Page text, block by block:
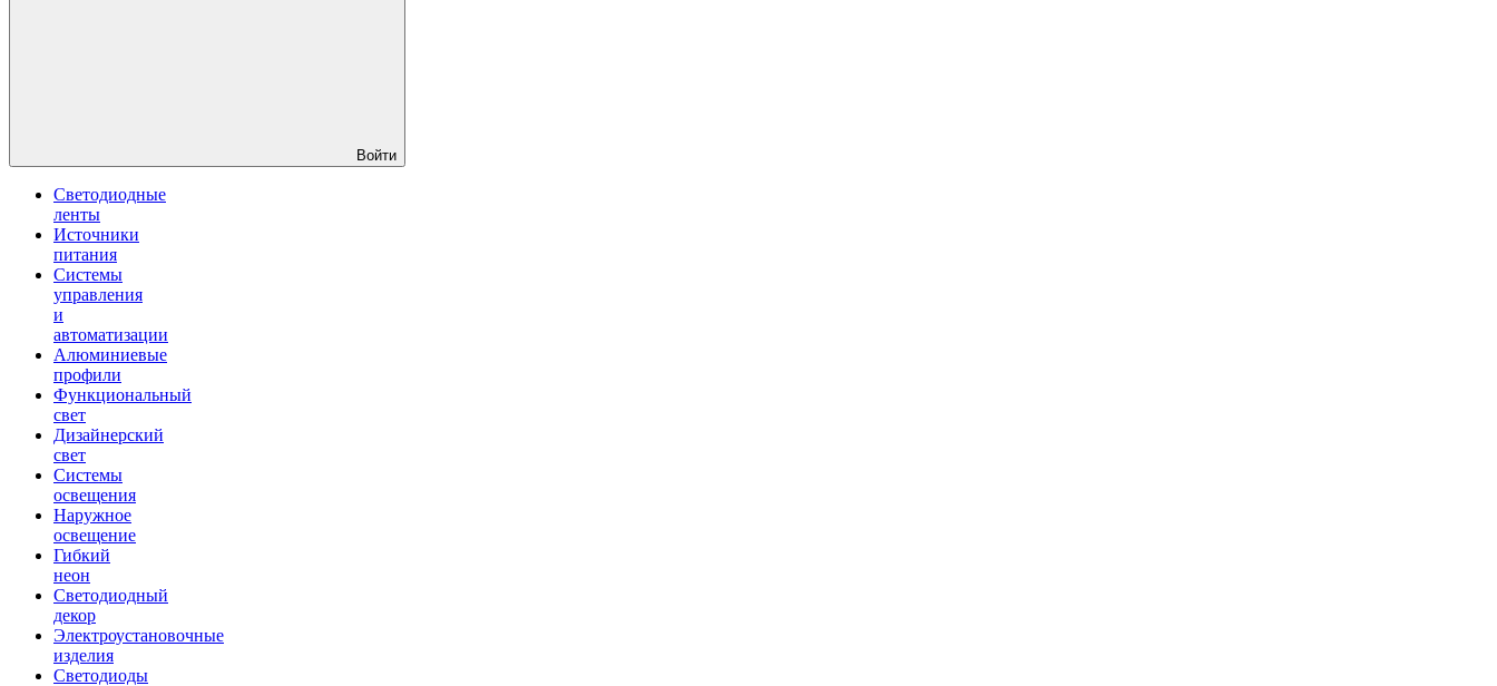
Войти
Светодиодные
ленты
Источники
питания
Системы
управления
и
автоматизации
Алюминиевые
профили
Функциональный
свет
Дизайнерский
свет
Системы
освещения
Наружное
освещение
Гибкий
неон
Светодиодный
декор
Электроустановочные
изделия
Светодиоды